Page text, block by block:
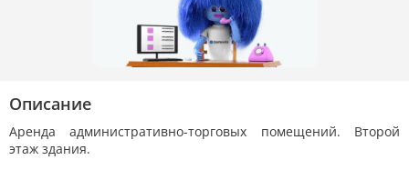
Описание
Аренда административно-торговых помещений. Второй
этаж здания.